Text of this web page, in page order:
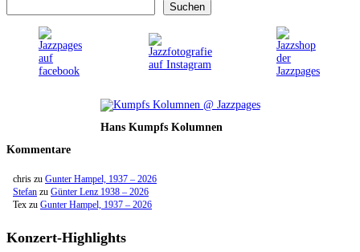
Suchen
Hans Kumpfs Kolumnen
Kommentare
chris zu Gunter Hampel, 1937 – 2026
Stefan zu Günter Lenz 1938 – 2026
Tex zu Gunter Hampel, 1937 – 2026
Konzert-Highlights